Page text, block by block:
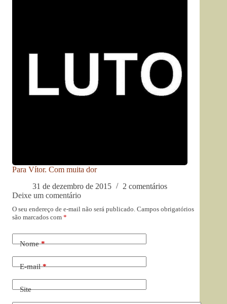
Para Vítor. Com muita dor
31 de dezembro de 2015
2 comentários
Deixe um comentário
O seu endereço de e-mail não será publicado. Campos obrigatórios
são marcados com *
Nome*
E-mail*
Site